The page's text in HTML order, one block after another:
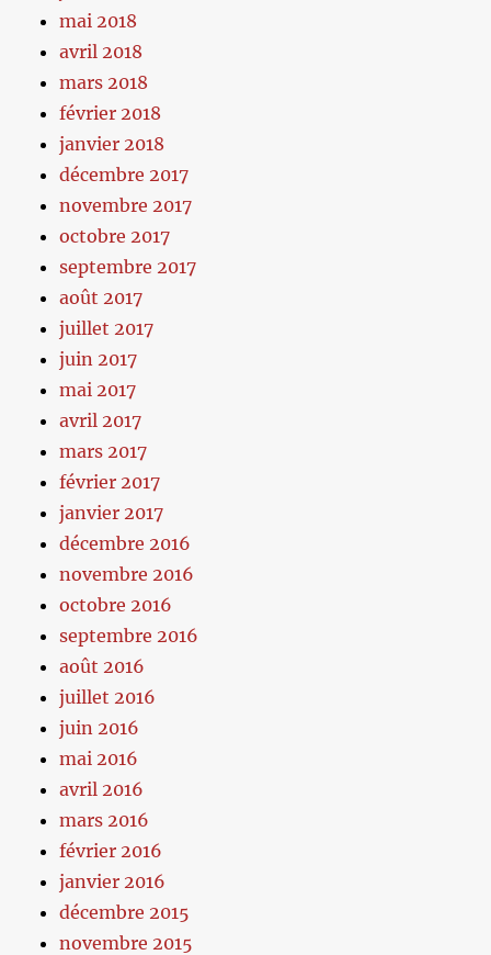
mai 2018
avril 2018
mars 2018
février 2018
janvier 2018
décembre 2017
novembre 2017
octobre 2017
septembre 2017
août 2017
juillet 2017
juin 2017
mai 2017
avril 2017
mars 2017
février 2017
janvier 2017
décembre 2016
novembre 2016
octobre 2016
septembre 2016
août 2016
juillet 2016
juin 2016
mai 2016
avril 2016
mars 2016
février 2016
janvier 2016
décembre 2015
novembre 2015